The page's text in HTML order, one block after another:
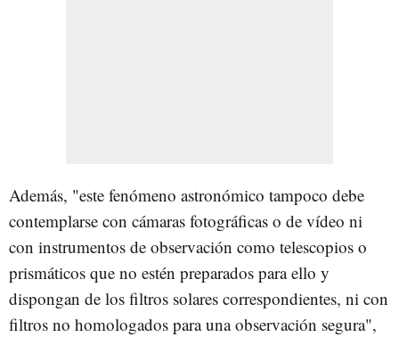
Además, "este fenómeno astronómico tampoco debe
contemplarse con cámaras fotográficas o de vídeo ni
con instrumentos de observación como telescopios o
prismáticos que no estén preparados para ello y
dispongan de los filtros solares correspondientes, ni con
filtros no homologados para una observación segura",